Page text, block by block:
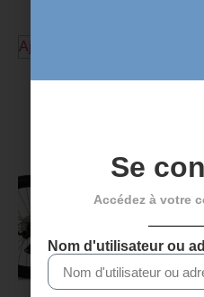
Ajouter au panier
Découvrez
Se
Accédez à votre
Nom d'utilisateur ou